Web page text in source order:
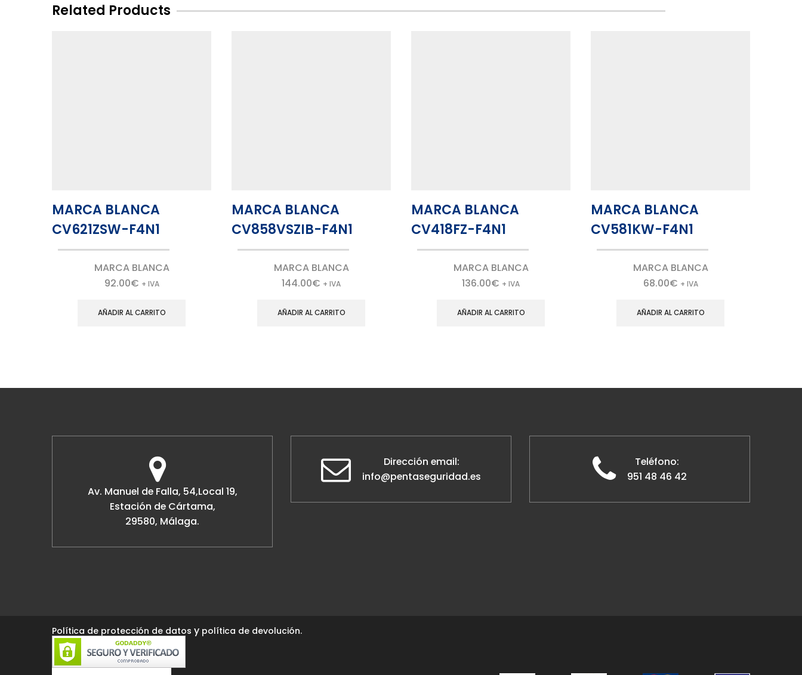
Related Products
MARCA BLANCA
CV621ZSW-F4N1
MARCA BLANCA
92.00€ + IVA
AÑADIR AL CARRITO
MARCA BLANCA
CV858VSZIB-F4N1
MARCA BLANCA
144.00€ + IVA
AÑADIR AL CARRITO
MARCA BLANCA
CV418FZ-F4N1
MARCA BLANCA
136.00€ + IVA
AÑADIR AL CARRITO
MARCA BLANCA
CV581KW-F4N1
MARCA BLANCA
68.00€ + IVA
AÑADIR AL CARRITO
Av. Manuel de Falla, 54,Local 19,
Estación de Cártama,
29580, Málaga.
Dirección email:
info@pentaseguridad.es
Teléfono:
951 48 46 42
Política de protección de datos y política de devolución.